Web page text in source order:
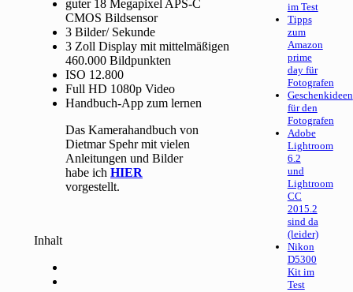
guter 18 Megapixel APS-C
CMOS Bildsensor
3 Bilder/ Sekunde
3 Zoll Display mit mittelmäßigen
460.000 Bildpunkten
ISO 12.800
Full HD 1080p Video
Handbuch-App zum lernen
Das Kamerahandbuch von
Dietmar Spehr mit vielen
Anleitungen und Bilder
habe ichHIER
vorgestellt.
Inhalt
im Test
Tipps
zum
Amazon
prime
day für
Fotografen
Geschenkideen
für den
Fotografen
Adobe
Lightroom
6.2
und
Lightroom
CC
2015.2
sind da
(leider)
Nikon
D5300
Kit im
Test